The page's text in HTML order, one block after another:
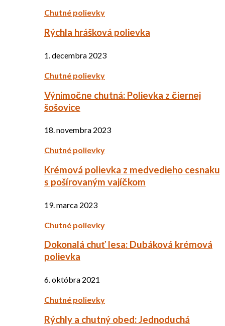
Chutné polievky
Rýchla hrášková polievka
1. decembra 2023
Chutné polievky
Výnimočne chutná: Polievka z čiernej
šošovice
18. novembra 2023
Chutné polievky
Krémová polievka z medvedieho cesnaku
s pošírovaným vajíčkom
19. marca 2023
Chutné polievky
Dokonalá chuť lesa: Dubáková krémová
polievka
6. októbra 2021
Chutné polievky
Rýchly a chutný obed: Jednoduchá